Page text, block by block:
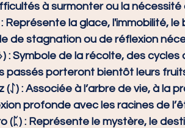
à surmonter ou la
Représente la glace, l'immobilité,
de stagnation ou de réflexion
: Symbole de la récolte, des cycles
passés porteront bientôt leurs
(ᛇ) : Associée à l’arbre de vie, à la
profonde avec les racines de
(ᛈ) : Représente le mystère, le